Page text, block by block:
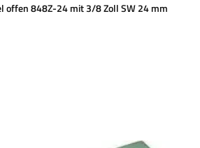
offen 848Z-24 mit 3/8 Zoll SW 24 mm